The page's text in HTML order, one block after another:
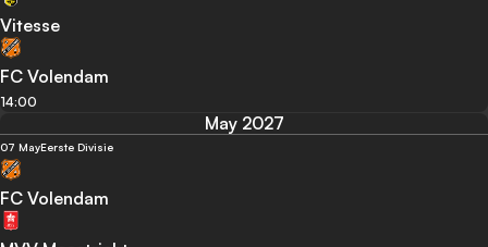
Vitesse
FC Volendam
14:00
May 2027
07 MayEerste Divisie
FC Volendam